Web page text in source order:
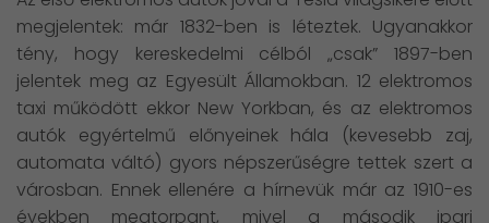
megjelentek: már 1832-ben is léteztek. Ugyanakkor
tény, hogy kereskedelmi célból „csak” 1897-ben
jelentek meg az Egyesült Államokban. 12 elektromos
taxi működött ekkor New Yorkban, és az elektromos
autók egyértelmű előnyeinek hála (kevesebb zaj,
automata váltó) gyors népszerűségre tettek szert a
városban. Ennek ellenére a hírnevük már az 1910-es
években megtorpant, mivel a második ipari